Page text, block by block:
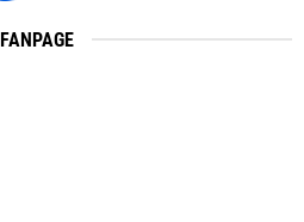
FANPAGE